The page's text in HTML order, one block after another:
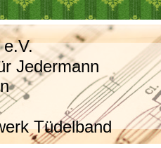
e.V.
Jedermann
Tüdelband